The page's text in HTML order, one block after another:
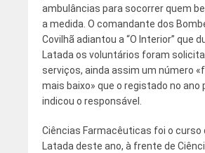
ambulâncias para socorrer quem
a medida. O comandante dos
Covilhã adiantou a “O Interior” que
Latada os voluntários foram
serviços, ainda assim um número
mais baixo» que o registado no ano
indicou o responsável.
Ciências Farmacêuticas foi o curso
Latada deste ano, à frente de